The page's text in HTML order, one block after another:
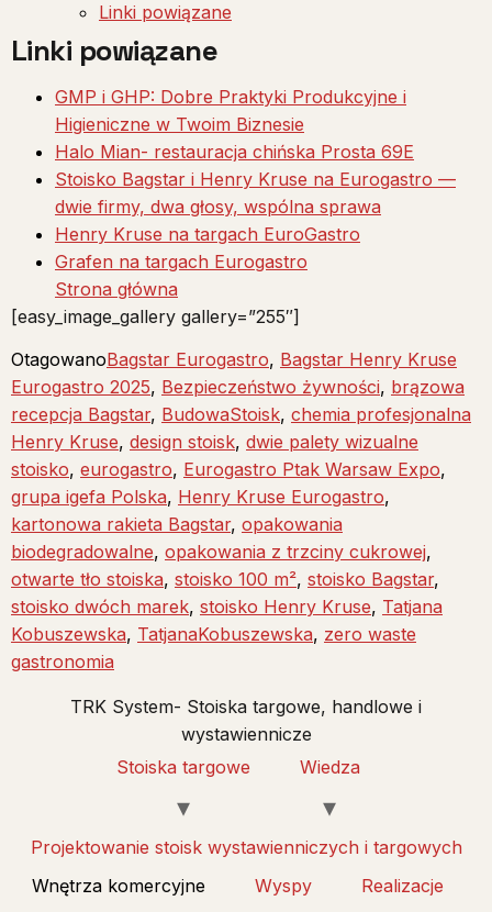
Linki powiązane
Linki powiązane
GMP i GHP: Dobre Praktyki Produkcyjne i
Higieniczne w Twoim Biznesie
Halo Mian- restauracja chińska Prosta 69E
Stoisko Bagstar i Henry Kruse na Eurogastro —
dwie firmy, dwa głosy, wspólna sprawa
Henry Kruse na targach EuroGastro
Grafen na targach Eurogastro
Strona główna
[easy_image_gallery gallery=”255″]
OtagowanoBagstar Eurogastro, Bagstar Henry Kruse
Eurogastro 2025, Bezpieczeństwo żywności, brązowa
recepcja Bagstar, BudowaStoisk, chemia profesjonalna
Henry Kruse, design stoisk, dwie palety wizualne
stoisko, eurogastro, Eurogastro Ptak Warsaw Expo,
grupa igefa Polska, Henry Kruse Eurogastro,
kartonowa rakieta Bagstar, opakowania
biodegradowalne, opakowania z trzciny cukrowej,
otwarte tło stoiska, stoisko 100 m², stoisko Bagstar,
stoisko dwóch marek, stoisko Henry Kruse, Tatjana
Kobuszewska, TatjanaKobuszewska, zero waste
gastronomia
TRK System- Stoiska targowe, handlowe i
wystawiennicze
Stoiska targowe
Wiedza
Projektowanie stoisk wystawienniczych i targowych
Wnętrza komercyjne
Wyspy Realizacje